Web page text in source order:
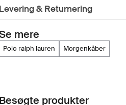
Levering & Returnering
mere
polo ralph lauren morgenkåber
Besøgte produkter